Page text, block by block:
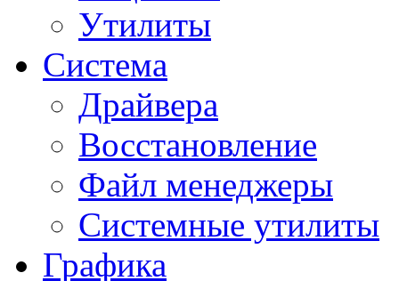
Утилиты
Система
Драйвера
Восстановление
Файл менеджеры
Системные утилиты
Графика